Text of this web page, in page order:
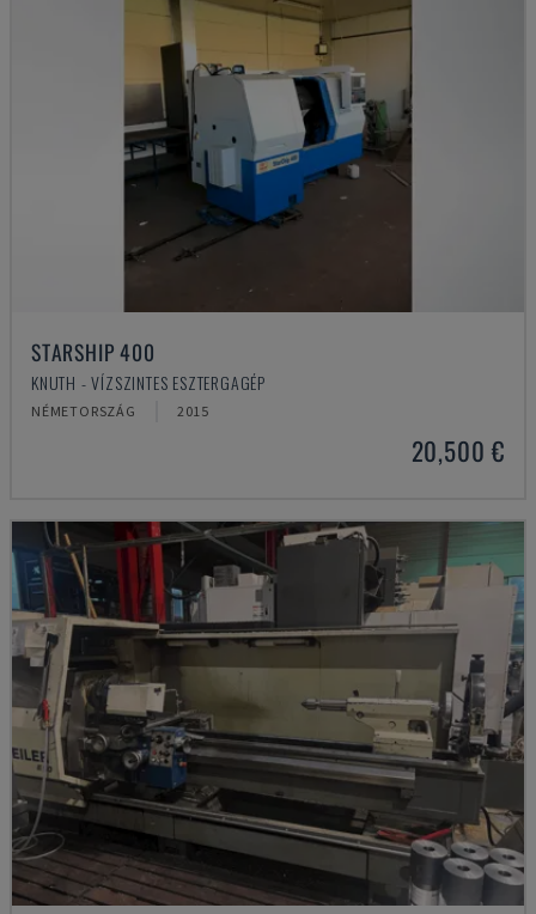
STARSHIP 400
KNUTH - VÍZSZINTES ESZTERGAGÉP
NÉMETORSZÁG 2015
20,500 €